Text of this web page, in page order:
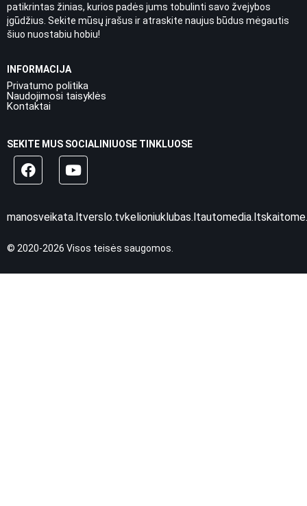
patikrintas žinias, kurios padės jums tobulinti savo žvejybos
įgūdžius. Sekite mūsų įrašus ir atraskite naujus būdus mėgautis
šiuo nuostabiu hobiu!
INFORMACIJA
Privatumo politika
Naudojimosi taisyklės
Kontaktai
SEKITE MUS SOCIALINIUOSE TINKLUOSE
manosveikata.ltverslo.tvkelioniuklubas.ltautomedia.lt
© 2020-2026 Visos teisės saugomos.